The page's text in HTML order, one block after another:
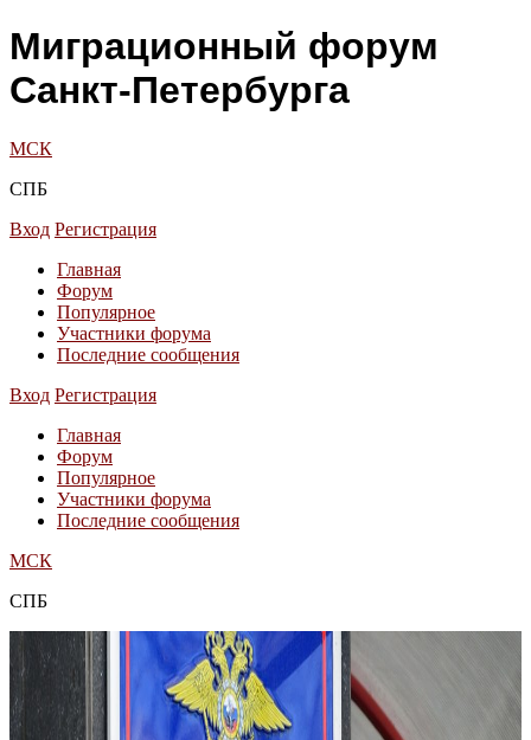
Миграционный форум
Санкт-Петербурга
МСК
СПБ
Вход Регистрация
Главная
Форум
Популярное
Участники форума
Последние сообщения
Вход Регистрация
Главная
Форум
Популярное
Участники форума
Последние сообщения
МСК
СПБ